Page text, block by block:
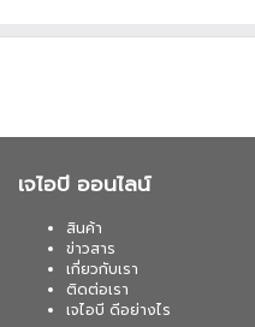
เจไอบี ออนไลน์
สินค้า
ข่าวสาร
เกี่ยวกับเรา
ติดต่อเรา
เจไอบี ดีอย่างไร